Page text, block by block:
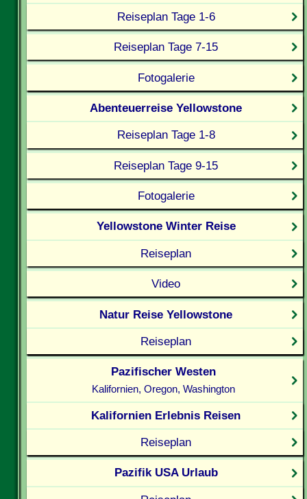
Reiseplan Tage 1-6
Reiseplan Tage 7-15
Fotogalerie
Abenteuerreise Yellowstone
Reiseplan Tage 1-8
Reiseplan Tage 9-15
Fotogalerie
Yellowstone Winter Reise
Reiseplan
Video
Natur Reise Yellowstone
Reiseplan
Pazifischer Westen
Kalifornien, Oregon, Washington
Kalifornien Erlebnis Reisen
Reiseplan
Pazifik USA Urlaub